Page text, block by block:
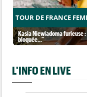
TOUR DE FRANCE
Kasia Niewiadoma furieuse
bloquée..."
L'INFO EN LIVE